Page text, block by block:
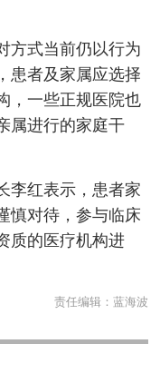
方式当前仍以行为
患者及家属应选择
，一些正规医院也
属进行的家庭干
李红表示，患者家
慎对待，参与临床
质的医疗机构进
责任编辑： 蓝海波